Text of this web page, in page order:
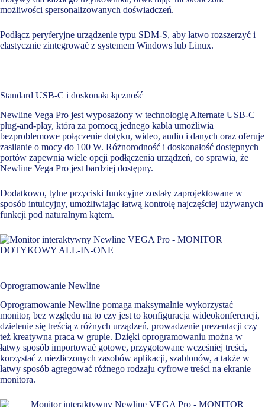
możliwości spersonalizowanych doświadczeń.
Podłącz peryferyjne urządzenie typu SDM-S, aby łatwo rozszerzyć i
elastycznie zintegrować z systemem Windows lub Linux.
Standard USB-C i doskonała łączność
Newline Vega Pro jest wyposażony w technologię Alternate USB-C
plug-and-play, która za pomocą jednego kabla umożliwia
bezproblemowe połączenie dotyku, wideo, audio i danych oraz oferuje
zasilanie o mocy do 100 W. Różnorodność i doskonałość dostępnych
portów zapewnia wiele opcji podłączenia urządzeń, co sprawia, że
Newline Vega Pro jest bardziej dostępny.
Dodatkowo, tylne przyciski funkcyjne zostały zaprojektowane w
sposób intuicyjny, umożliwiając łatwą kontrolę najczęściej używanych
funkcji pod naturalnym kątem.
Oprogramowanie Newline
Oprogramowanie Newline pomaga maksymalnie wykorzystać
monitor, bez względu na to czy jest to konfiguracja wideokonferencji,
dzielenie się treścią z różnych urządzeń, prowadzenie prezentacji czy
też kreatywna praca w grupie. Dzięki oprogramowaniu można w
łatwy sposób importować gotowe, przygotowane wcześniej treści,
korzystać z niezliczonych zasobów aplikacji, szablonów, a także w
łatwy sposób agregować różnego rodzaju cyfrowe treści na ekranie
monitora.